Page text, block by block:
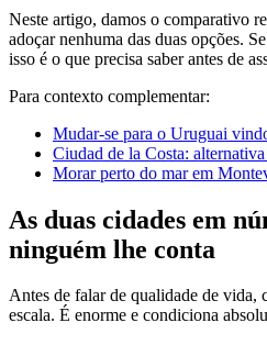
Neste artigo, damos o comparativo
adoçar nenhuma das duas opções.
isso é o que precisa saber antes de
Para contexto complementar:
Mudar-se para o Uruguai
Ciudad de la Costa:
Morar perto do mar em
As duas cidades em
ninguém lhe conta
Antes de falar de qualidade de vida,
escala. É enorme e condiciona